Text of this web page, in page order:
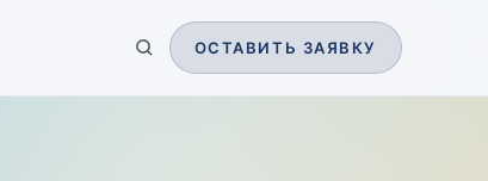
ОСТАВИТЬ ЗАЯВКУ